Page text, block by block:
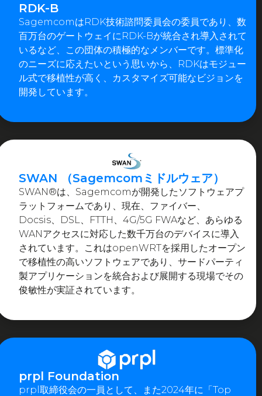
RDK-B
SagemcomはRDK技術諮問委員会の委員であり、数
百万台のゲートウェイにRDK-Bが統合され導入されて
いるなど、この団体の積極的なメンバーです。標準化
のニーズに応えたいという思いから、RDKはモジュー
ル式で移植性が高く、カスタマイズ可能なビジョンを
開発しています。
SWAN （Sagemcomミドルウェア）
SWAN®は、Sagemcomが開発したソフトウェアプ
ラットフォームであり、現在、ファイバー、
Docsis、DSL、FTTH、4G/5G FWAなど、あらゆる
WANアクセスに対応した数千万台のデバイスに導入
されています。これはopenWRTを採用したオープン
で移植性の高いソフトウェアであり、サードパーティ
製アプリケーションを統合および展開する現場でその
俊敏性が実証されています。
prpl Foundation
prpl取締役会の一員として、また2024年に「Top